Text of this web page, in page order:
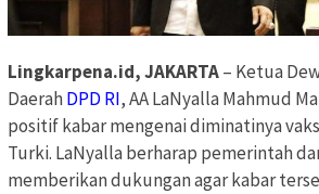
Lingkarpena.id, JAKARTA– Ketua
DaerahDPD RI, AA LaNyalla Mahmud
positif kabar mengenai diminatinya
Turki. LaNyalla berharap pemerintah
memberikan dukungan agar kabar